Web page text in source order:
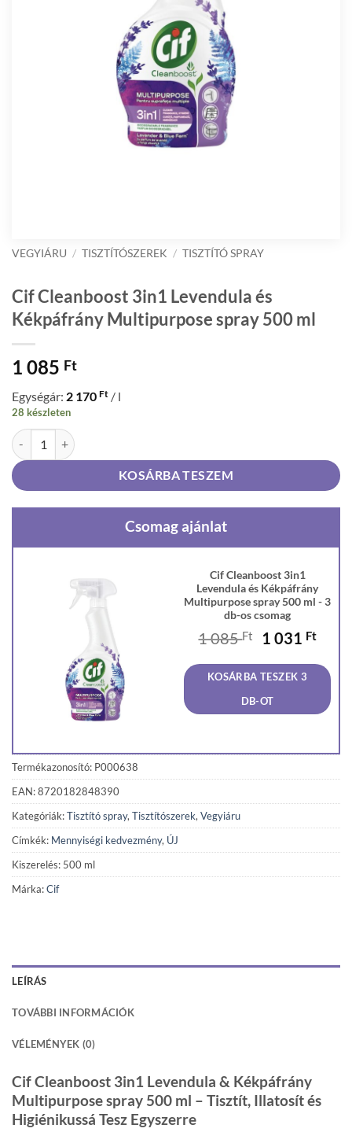
VEGYIÁRU / TISZTÍTÓSZEREK / TISZTÍTÓ SPRAY
Cif Cleanboost 3in1 Levendula és
Kékpáfrány Multipurpose spray 500 ml
1 085 Ft
Egységár: 2 170 Ft / l
28 készleten
Cif Cleanboost 3in1 Levendula és Kékpáfrány Multipurpose spray
KOSÁRBA TESZEM
Csomag ajánlat
Cif Cleanboost 3in1
Levendula és Kékpáfrány
Multipurpose spray 500 ml - 3
db-os csomag
1 085Ft
Original
was:
1
085 Ft.
1 031 Ft
is:
031
KOSÁRBA TESZEK 3
DB-OT
Termékazonosító: P000638
EAN: 8720182848390
Kategóriák:Tisztító spray, Tisztítószerek, Vegyiáru
Címkék: Mennyiségi kedvezmény, ÚJ
Kiszerelés: 500 ml
Márka:Cif
LEÍRÁS
TOVÁBBI INFORMÁCIÓK
VÉLEMÉNYEK (0)
Cif Cleanboost 3in1 Levendula & Kékpáfrány
Multipurpose spray 500 ml – Tisztít, Illatosít és
Higiénikussá Tesz Egyszerre